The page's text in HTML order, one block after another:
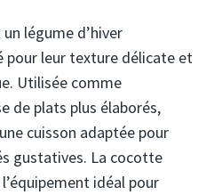
légume d’hiver
pour leur texture délicate et
Utilisée comme
de plats plus élaborés,
cuisson adaptée pour
gustatives. La cocotte
idéal pour